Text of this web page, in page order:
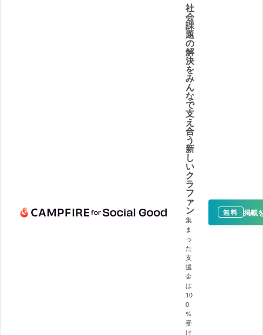
社
会
課
題
の
解
決
を
み
ん
な
で
支
え
合
う
新
し
い
ク
ラ
フ
ァ
ン
集
ま
っ
た
支
援
金
は
10
0
%
受
け
無料 掲載